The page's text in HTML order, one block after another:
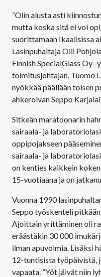
”Olin alusta asti
mutta koska sitä ei voi
suorittamaan Ikaalisissa
Lasinpuhaltaja Olli
Finnish SpecialGlass Oy -
toimitusjohtajan, Tuomo
nyökkää päällään toisen
ahkeroivan Seppo
Sitkeän maratoonarin
sairaala- ja
oppipojakseen
sairaala- ja
on kenties kaikkein
15-vuotiaana ja on
Vuonna 1990
Seppo työskenteli
Ajoittain yrittäminen oli
eräästäkin 30 000
ilman apuvoimia. Lisäksi
12-tuntisista työpäivistä,
vapaata. ”Yöt jäivät niin